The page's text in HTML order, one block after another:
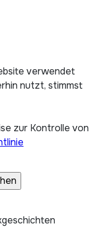
verwendet
nutzt, stimmst
zur Kontrolle von